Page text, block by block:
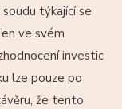
týkající se
ve svém
investic
lze pouze po
že tento